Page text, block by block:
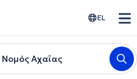
EL
Νομός Αχαΐας